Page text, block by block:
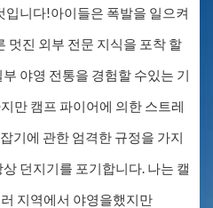
입니다!아이들은 폭발을 일으켜
멋진 외부 전문 지식을 포착 할
야영 전통을 경험할 수있는 기
만 캠프 파이어에 의한 스트레
기에 관한 엄격한 규정을 가지
던지기를 포기합니다. 나는 캘
지역에서 야영을했지만